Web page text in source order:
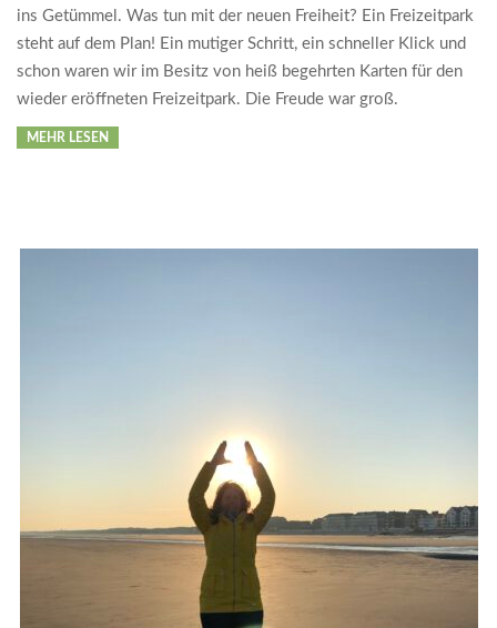
ins Getümmel. Was tun mit der neuen Freiheit? Ein Freizeitpark
steht auf dem Plan! Ein mutiger Schritt, ein schneller Klick und
schon waren wir im Besitz von heiß begehrten Karten für den
wieder eröffneten Freizeitpark. Die Freude war groß.
MEHR LESEN